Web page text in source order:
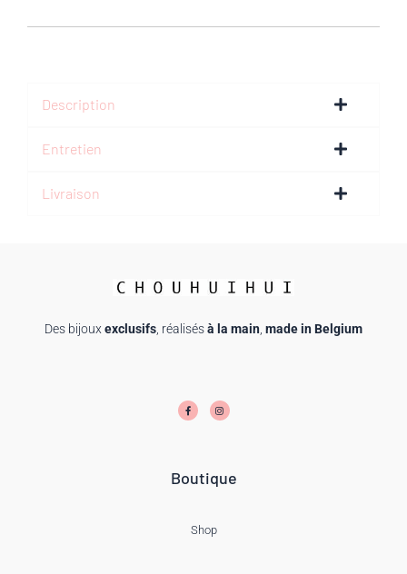
Description
Entretien
Livraison
Des bijoux exclusifs , réalisésà la main made in Belgium
c
e
b
s
t
a
Boutique
Shop